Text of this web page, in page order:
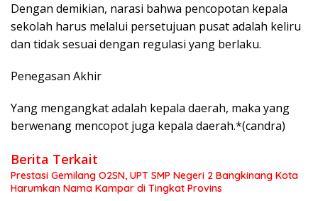
Dengan demikian, narasi bahwa pencopotan kepala
sekolah harus melalui persetujuan pusat adalah keliru
dan tidak sesuai dengan regulasi yang berlaku.
Penegasan Akhir
Yang mengangkat adalah kepala daerah, maka yang
berwenang mencopot juga kepala daerah.*(candra)
Berita Terkait
Prestasi Gemilang O2SN, UPT SMP Negeri 2 Bangkinang Kota
Harumkan Nama Kampar di Tingkat Provins